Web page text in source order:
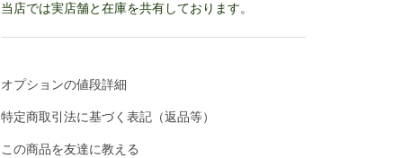
当店では実店舗と在庫を共有しております。
オプションの値段詳細
特定商取引法に基づく表記（返品等）
この商品を友達に教える